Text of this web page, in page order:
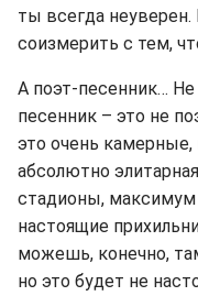
ты всегда
соизмерить с тем,
А поэт-песенник… Не
песенник – это не
это очень
абсолютно
стадионы, максимум
настоящие
можешь, конечно,
но это будет не